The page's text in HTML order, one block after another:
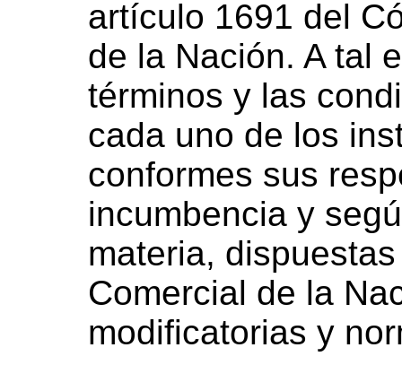
artículo 1691 del
de la Nación. A tal
términos y las
cada uno de los
conformes sus
incumbencia y
materia,
Comercial de la
modificatorias y